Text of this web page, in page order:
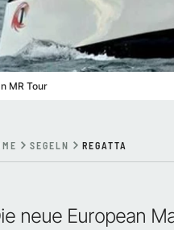
MR Tour
SEGELN REGATTA
neue European